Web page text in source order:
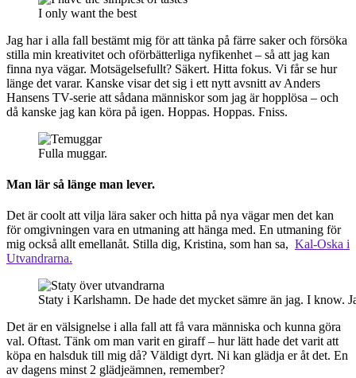
I only want the best
Jag har i alla fall bestämt mig för att tänka på färre saker och försöka
stilla min kreativitet och oförbätterliga nyfikenhet – så att jag kan
finna nya vägar. Motsägelsefullt? Säkert. Hitta fokus. Vi får se hur
länge det varar. Kanske visar det sig i ett nytt avsnitt av Anders
Hansens TV-serie att sådana människor som jag är hopplösa – och
då kanske jag kan köra på igen. Hoppas. Hoppas. Fniss.
Fulla muggar.
Man lär så länge man lever.
Det är coolt att vilja lära saker och hitta på nya vägar men det kan
för omgivningen vara en utmaning att hänga med. En utmaning för
mig också allt emellanåt. Stilla dig, Kristina, som han sa, Kal-Oska i
Utvandrarna.
Staty i Karlshamn. De hade det mycket sämre än jag. I know.
Det är en välsignelse i alla fall att få vara människa och kunna göra
val. Oftast. Tänk om man varit en giraff – hur lätt hade det varit att
köpa en halsduk till mig då? Väldigt dyrt. Ni kan glädja er åt det. En
av dagens minst 2 glädjeämnen, remember?